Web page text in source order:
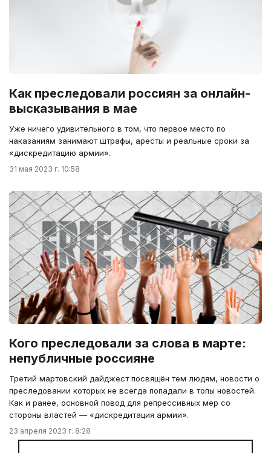
Как преследовали россиян за онлайн-
высказывания в мае
Уже ничего удивительного в том, что первое место по
наказаниям занимают штрафы, аресты и реальные сроки за
«дискредитацию армии».
31 мая 2023 г. 10:58
Кого преследовали за слова в марте:
непубличные россияне
Третий мартовский дайджест посвящён тем людям, новости о
преследовании которых не всегда попадали в топы новостей.
Как и ранее, основной повод для репрессивных мер со
стороны властей — «дискредитация армии».
23 апреля 2023 г. 8:28